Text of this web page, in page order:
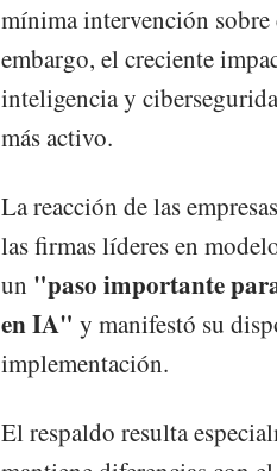
mínima intervención
embargo, el creciente
inteligencia y
más activo.
La reacción de las
las firmas líderes en
un "paso importante
en IA" y manifestó su
implementación.
El respaldo resulta